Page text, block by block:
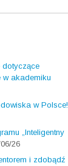
dotyczące
w akademiku
w Polsce!
„Inteligentny
26
i zdobądź